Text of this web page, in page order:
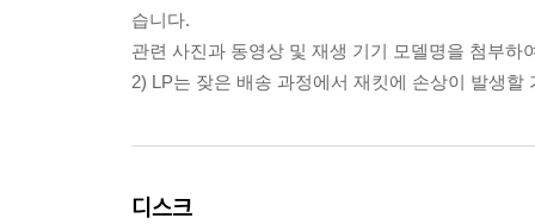
습니다.
관련 사진과 동영상 및 재생 기기 모델명을 첨부하
2) LP는 잦은 배송 과정에서 재킷에 손상이 발생
디스크